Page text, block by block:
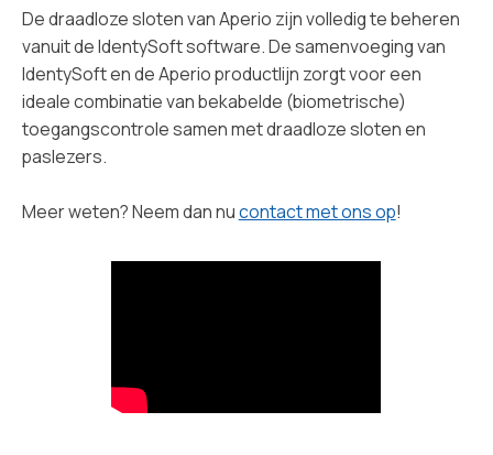
De draadloze sloten van Aperio zijn volledig te beheren
vanuit de IdentySoft software. De samenvoeging van
IdentySoft en de Aperio productlijn zorgt voor een
ideale combinatie van bekabelde (biometrische)
toegangscontrole samen met draadloze sloten en
paslezers.
Meer weten? Neem dan nucontact met ons op!